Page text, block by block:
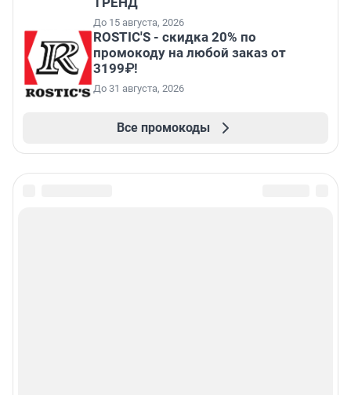
До 15 августа, 2026
ROSTIC'S - скидка 20% по
промокоду на любой заказ от
3199₽!
До 31 августа, 2026
Все промокоды